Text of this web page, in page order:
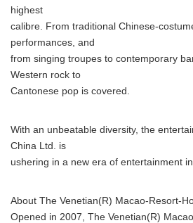
highest
calibre. From traditional Chinese-
performances, and
from singing troupes to contemporary
Western rock to
Cantonese pop is covered.
With an unbeatable diversity, the
China Ltd. is
ushering in a new era of entertainment
About The Venetian(R) Macao-Resort-
Opened in 2007, The Venetian(R)